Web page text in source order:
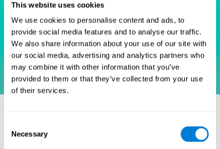
This website uses cookies
We use cookies to personalise content and ads, to
provide social media features and to analyse our traffic.
We also share information about your use of our site with
our social media, advertising and analytics partners who
may combine it with other information that you’ve
provided to them or that they’ve collected from your use
of their services.
Selection
Necessary
function of angular stimulus-response correspondence and
age. Ergonomics, 6, 99–105.